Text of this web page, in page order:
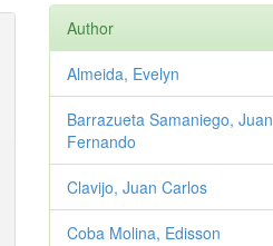
Author
Almeida, Evelyn
Barrazueta Samaniego, Juan
Fernando
Clavijo, Juan Carlos
Coba Molina, Edisson